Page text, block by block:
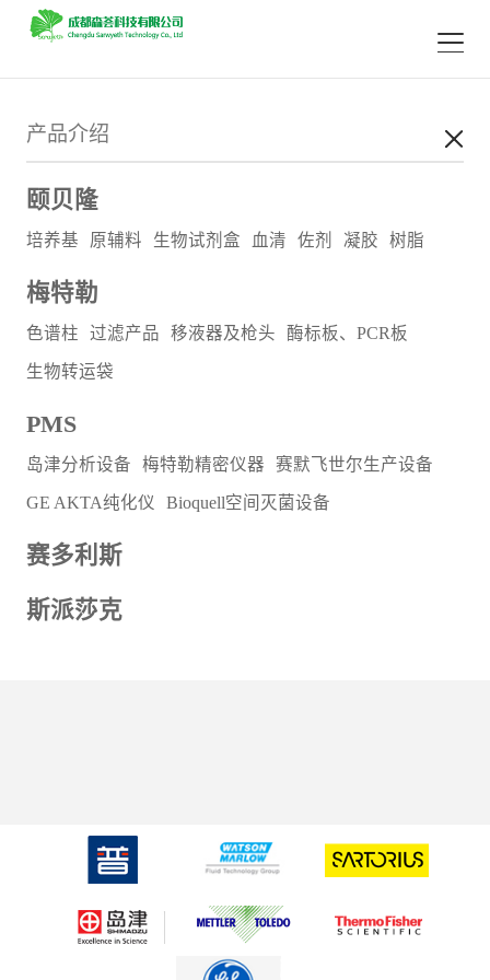
产品介绍
颐贝隆
培养基 原辅料 生物试剂盒 血清 佐剂 凝胶 树脂
梅特勒
色谱柱 过滤产品 移液器及枪头 酶标板、PCR板
生物转运袋
PMS
岛津分析设备 梅特勒精密仪器 赛默飞世尔生产设备
GE AKTA纯化仪 Bioquell空间灭菌设备
赛多利斯
斯派莎克